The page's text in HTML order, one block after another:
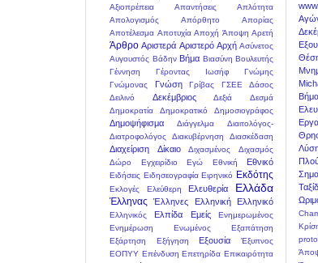
Αξιοπρέπεια
Απαντήσεις
Απλότητα
Απολογισμός
Απόρθητο
Απορίας
Αποτέλεσμα Αποτυχία Αποχή Άποψη Αρετή
Άρθρο Αριστερά Αριστερό Αρχή Ασύνετος
Αυγουστός Βάδην Βήμα Βιασύνη Βουλευτής
Γέννηση
Γέροντας Ιωσήφ
Γνώμης
Γνώμονας
Γνώση Γρίβας ΓΣΕΕ
Δάσος
Δειλινό
Δεκέμβριος Δεξιά
Δεσμά
Δημοκρατία
Δημοκρατικό Δημοσιογράφος
Δημοψήφισμα Διάγγελμα
Διαιτολόγος-
Διατροφολόγος
Διακυβέρνηση Διασκέδαση
Διαχείριση Δίκαιο Διχασμένος
Διχασμός
Δώρο
Εγχειρίδιο Εγώ Εθνική Εθνικό
Ειδήσεις Ειδησεογραφία Ειρηνικό Εκδότης
Εκλογές Ελεύθερη Ελευθερία Ελλάδα
Έλληνας Έλληνες Ελληνική Ελληνικό
Ελληνικός Ελπίδα Εμείς
Ενημερωμένος
Ενημέρωση
Ενωμένος
Εξαπάτηση
Εξάρτηση
Εξήγηση Εξουσία
Έξυπνος
ΕΟΠΥΥ Επένδυση Επετηρίδα Επικαιρότητα
Βήμα